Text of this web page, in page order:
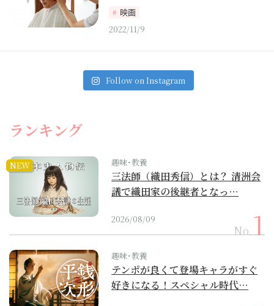
映画
2022/11/9
Follow on Instagram
ランキング
NEW 趣味･教養
三法師（織田秀信）とは？ 清洲会
議で織田家の後継者となっ…
2026/08/09
No.
趣味･教養
テンポが良くて登場キャラがすぐ
好きになる！スペシャル時代…